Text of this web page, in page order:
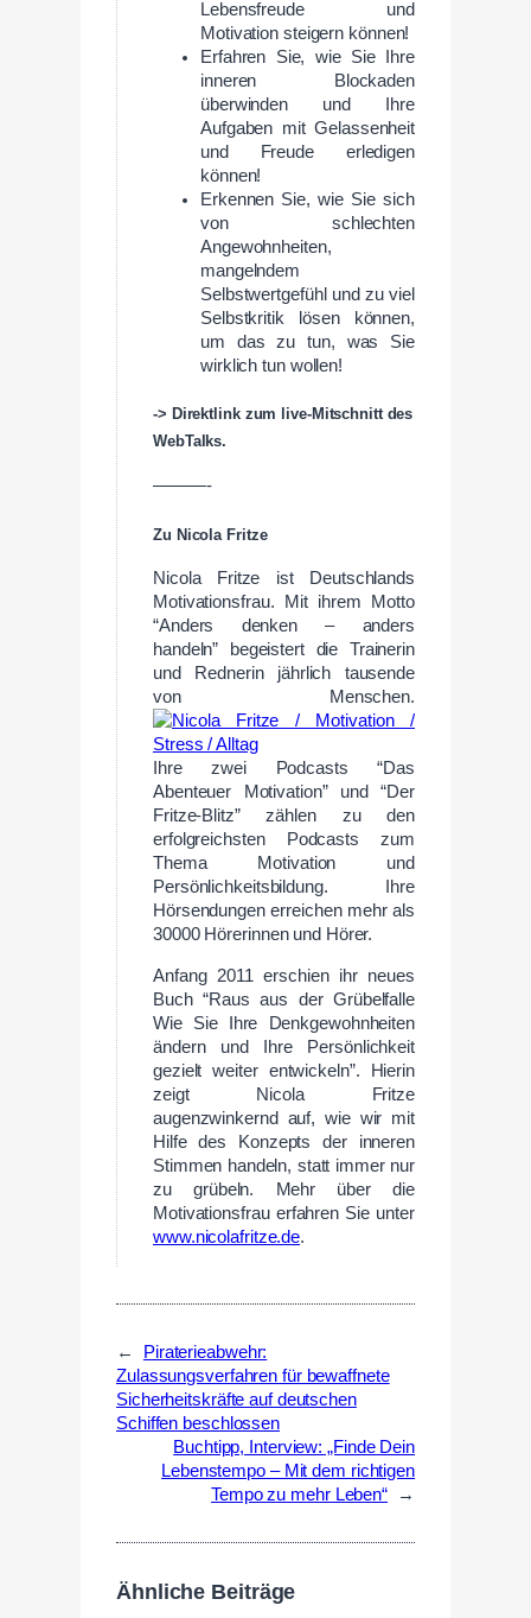
Lebensfreude und
Motivation steigern können!
Erfahren Sie, wie Sie Ihre
inneren Blockaden
überwinden und Ihre
Aufgaben mit Gelassenheit
und Freude erledigen
können!
Erkennen Sie, wie Sie sich
von schlechten
Angewohnheiten,
mangelndem
Selbstwertgefühl und zu viel
Selbstkritik lösen können,
um das zu tun, was Sie
wirklich tun wollen!
-> Direktlink zum live-Mitschnitt des
WebTalks.
———-
Zu Nicola Fritze
Nicola Fritze ist Deutschlands
Motivationsfrau. Mit ihrem Motto
“Anders denken – anders
handeln” begeistert die Trainerin
und Rednerin jährlich tausende
von Menschen.
Ihre zwei Podcasts “Das
Abenteuer Motivation” und “Der
Fritze-Blitz” zählen zu den
erfolgreichsten Podcasts zum
Thema Motivation und
Persönlichkeitsbildung. Ihre
Hörsendungen erreichen mehr als
30000 Hörerinnen und Hörer.
Anfang 2011 erschien ihr neues
Buch “Raus aus der Grübelfalle
Wie Sie Ihre Denkgewohnheiten
ändern und Ihre Persönlichkeit
gezielt weiter entwickeln”. Hierin
zeigt Nicola Fritze
augenzwinkernd auf, wie wir mit
Hilfe des Konzepts der inneren
Stimmen handeln, statt immer nur
zu grübeln. Mehr über die
Motivationsfrau erfahren Sie unter
www.nicolafritze.de.
←
Piraterieabwehr:
Zulassungsverfahren für bewaffnete
Sicherheitskräfte auf deutschen
Schiffen beschlossen
Buchtipp, Interview: „Finde Dein
Lebenstempo – Mit dem richtigen
Tempo zu mehr Leben“
→
Ähnliche Beiträge